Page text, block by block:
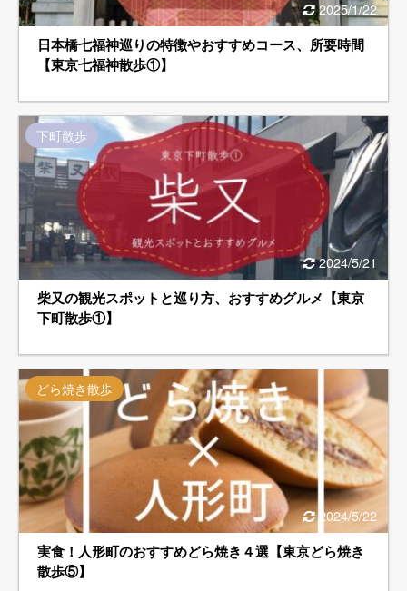
2025/1/22
日本橋七福神巡りの特徴やおすすめコース、所要時間
【東京七福神散歩①】
2024/5/21
下町散歩
柴又の観光スポットと巡り方、おすすめグルメ【東京
下町散歩①】
2024/5/22
どら焼き散歩
実食！人形町のおすすめどら焼き４選【東京どら焼き
散歩⑤】